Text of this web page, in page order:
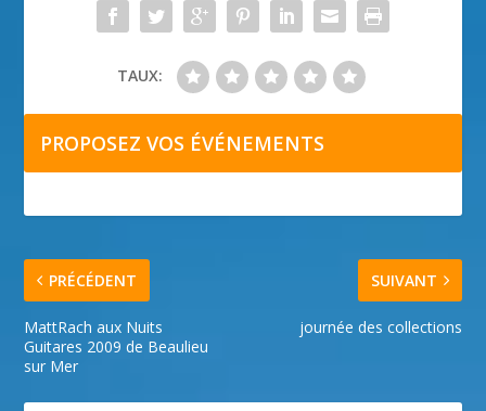
TAUX:
PROPOSEZ VOS ÉVÉNEMENTS
PRÉCÉDENT
MattRach aux Nuits
Guitares 2009 de Beaulieu
sur Mer
SUIVANT
journée des collections